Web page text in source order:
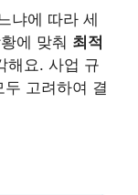
냐에 따라 세
에 맞춰 최적
해요. 사업 규
고려하여 결